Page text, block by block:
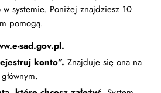
w systemie. Poniżej znajdziesz 10
pomogą.
sad.gov.pl.
konto”. Znajduje się ona na